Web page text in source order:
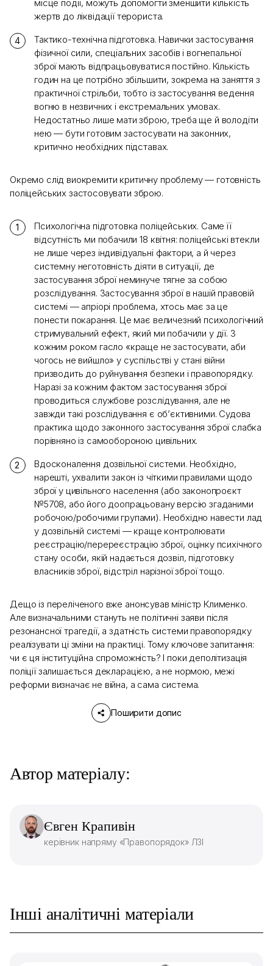
місце події, можуть допомогти зменшити кількість
жертв до ліквідації терориста.
Тактико-технічна підготовка. Навички застосування
фізичної сили, спеціальних засобів і вогнепальної
зброї мають відпрацьовуватися постійно. Кількість
годин на це потрібно збільшити, зокрема на заняття з
практичної стрільби, тобто із застосування ведення
вогню в незвичних і екстремальних умовах.
Недостатньо лише мати зброю, треба ще й володіти
нею — бути готовим застосувати на законних,
критично необхідних підставах.
Окремо слід виокремити критичну проблему — готовність
поліцейських застосовувати зброю.
Психологічна підготовка поліцейських. Саме її
відсутність ми побачили 18 квітня: поліцейські втекли
не лише через індивідуальні фактори, а й через
системну неготовність діяти в ситуації, де
застосування зброї неминуче тягне за собою
розслідування. Застосування зброї в нашій правовій
системі — апріорі проблема, хтось має за це
понести покарання. Це має величезний психологічний
стримувальний ефект, який ми побачили у дії. З
кожним роком гасло «краще не застосувати, аби
чогось не вийшло» у суспільстві у стані війни
призводить до руйнування безпеки і правопорядку.
Наразі за кожним фактом застосування зброї
проводиться службове розслідування, але не
завжди такі розслідування є об’єктивними. Судова
практика щодо законного застосування зброї слабка
порівняно із самообороною цивільних.
Вдосконалення дозвільної системи. Необхідно,
нарешті, ухвалити закон із чіткими правилами щодо
зброї у цивільного населення (або законопроєкт
№5708, або його доопрацьовану версію згаданими
робочою/робочими групами). Необхідно навести лад
у дозвільній системі — краще контролювати
реєстрацію/перереєстрацію зброї, оцінку психічного
стану особи, якій надається дозвіл, підготовку
власників зброї, відстріл нарізної зброї тощо.
Дещо із переліченого вже анонсував міністр Клименко.
Але визначальними стануть не політичні заяви після
резонансної трагедії, а здатність системи правопорядку
реалізувати ці зміни на практиці. Тому ключове запитання:
чи є ця інституційна спроможність? І поки деполітизація
поліції залишається декларацією, а не нормою, межі
реформи визначає не війна, а сама система.
Поширити допис
Автор матеріалу:
Євген Крапивін
керівник напряму «Правопорядок» ЛЗІ
Інші аналітичні матеріали